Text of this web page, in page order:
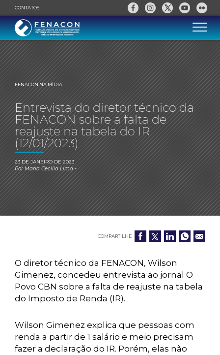
CONTATOS
FENACON NA MÍDIA
Entrevista do diretor técnico da
FENACON sobre a falta de
reajuste na tabela do IR
(12/01/2023)
23 DE JANEIRO DE 2023
PorMaria Cecilia Lima-
COMPARTILHE
O diretor técnico da FENACON, Wilson
Gimenez, concedeu entrevista ao jornal O
Povo CBN sobre a falta de reajuste na tabela
do Imposto de Renda (IR).
Wilson Gimenez explica que pessoas com
renda a partir de 1 salário e meio precisam
fazer a declaração do IR. Porém, elas não